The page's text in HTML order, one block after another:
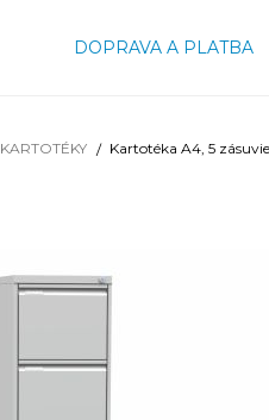
DOPRAVA A PLATBA
KARTOTÉKY Kartotéka A4, 5